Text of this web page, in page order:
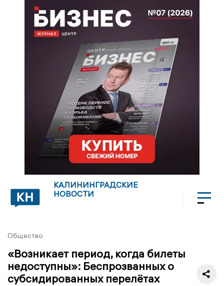
КАЛИНИНГРАДСКИЕ
НОВОСТИ
Общество
«Возникает период, когда билеты
недоступны»: Беспрозванных о
субсидированных перелётах